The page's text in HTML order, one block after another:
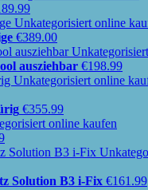
€389.00
ausziehbar €198.99
€355.99
Solution B3 i-Fix €161.99